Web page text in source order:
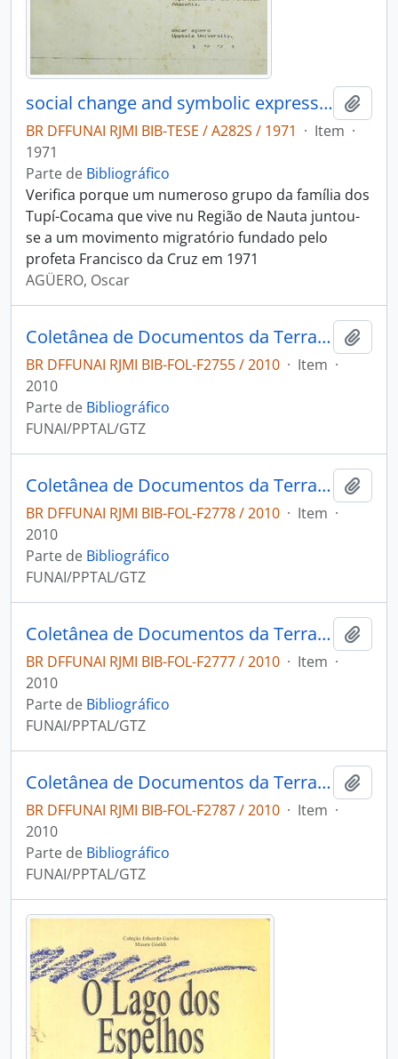
social change and symbolic expression: a case of religious ethno-dynamism among the Tupi - cocama of the Peruvian Amazonia
BR DFFUNAI RJMI BIB-TESE / A282S / 1971 · Item ·
1971
Parte de Bibliográfico
Verifica porque um numeroso grupo da família dos
Tupí-Cocama que vive nu Região de Nauta juntou-
se a um movimento migratório fundado pelo
profeta Francisco da Cruz em 1971
AGÜERO, Oscar
Coletânea de Documentos da Terra Indígena Sapotal
BR DFFUNAI RJMI BIB-FOL-F2755 / 2010 · Item ·
2010
Parte de Bibliográfico
FUNAI/PPTAL/GTZ
Coletânea de Documentos da Terra Indígena Acapuri de Cima
BR DFFUNAI RJMI BIB-FOL-F2778 / 2010 · Item ·
2010
Parte de Bibliográfico
FUNAI/PPTAL/GTZ
Coletânea de Documentos da Terra Indígena São Sebastião
BR DFFUNAI RJMI BIB-FOL-F2777 / 2010 · Item ·
2010
Parte de Bibliográfico
FUNAI/PPTAL/GTZ
Coletânea de Documentos da Terra Indígena São Domingos do Jacapari e Estação
BR DFFUNAI RJMI BIB-FOL-F2787 / 2010 · Item ·
2010
Parte de Bibliográfico
FUNAI/PPTAL/GTZ